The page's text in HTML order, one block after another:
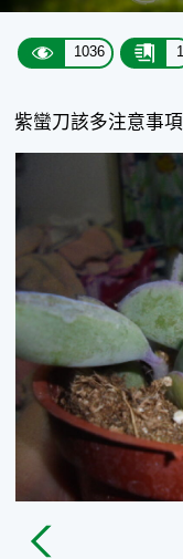
1036 1
紫蠻刀該多注意事項